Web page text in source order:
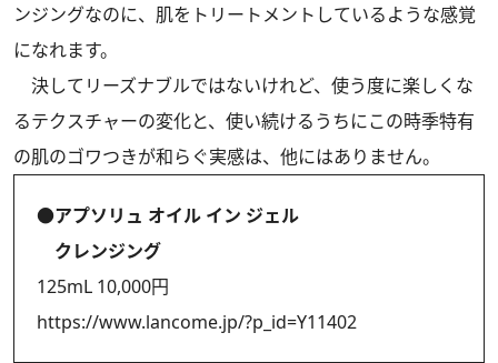
ンジングなのに、肌をトリートメントしているような感覚
になれます。
決してリーズナブルではないけれど、使う度に楽しくな
るテクスチャーの変化と、使い続けるうちにこの時季特有
の肌のゴワつきが和らぐ実感は、他にはありません。
●アプソリュ オイル イン ジェル
クレンジング
125mL 10,000円
https://www.lancome.jp/?p_id=Y11402